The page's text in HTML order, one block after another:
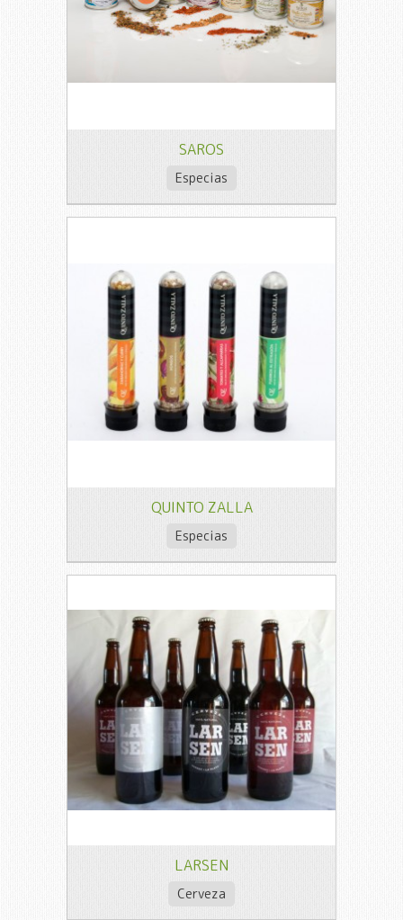
SAROS
Especias
QUINTO ZALLA
Especias
LARSEN
Cerveza